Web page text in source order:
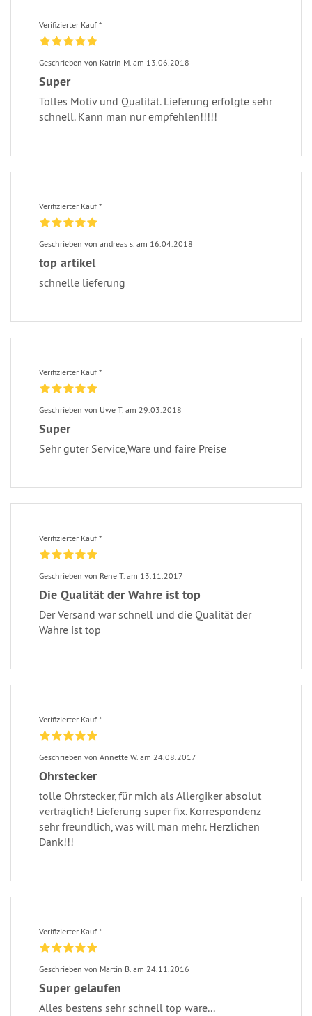
Verifizierter Kauf *
Geschrieben von Katrin M. am 13.06.2018
Super
Tolles Motiv und Qualität. Lieferung erfolgte sehr
schnell. Kann man nur empfehlen!!!!!
Verifizierter Kauf *
Geschrieben von andreas s. am 16.04.2018
top artikel
schnelle lieferung
Verifizierter Kauf *
Geschrieben von Uwe T. am 29.03.2018
Super
Sehr guter Service,Ware und faire Preise
Verifizierter Kauf *
Geschrieben von Rene T. am 13.11.2017
Die Qualität der Wahre ist top
Der Versand war schnell und die Qualität der
Wahre ist top
Verifizierter Kauf *
Geschrieben von Annette W. am 24.08.2017
Ohrstecker
tolle Ohrstecker, für mich als Allergiker absolut
verträglich! Lieferung super fix. Korrespondenz
sehr freundlich, was will man mehr. Herzlichen
Dank!!!
Verifizierter Kauf *
Geschrieben von Martin B. am 24.11.2016
Super gelaufen
Alles bestens sehr schnell top ware...